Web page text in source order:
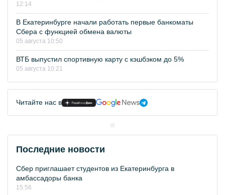
12:14
В Екатеринбурге начали работать первые банкоматы
Сбера с функцией обмена валюты
05 августа 10:50
ВТБ выпустил спортивную карту с кэшбэком до 5%
05 августа 10:21
Читайте нас в
Последние новости
Сбер приглашает студентов из Екатеринбурга в
амбассадоры банка
15:56